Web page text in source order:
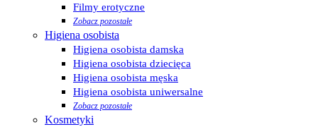
Filmy erotyczne
Zobacz pozostałe
Higiena osobista
Higiena osobista damska
Higiena osobista dziecięca
Higiena osobista męska
Higiena osobista uniwersalne
Zobacz pozostałe
Kosmetyki